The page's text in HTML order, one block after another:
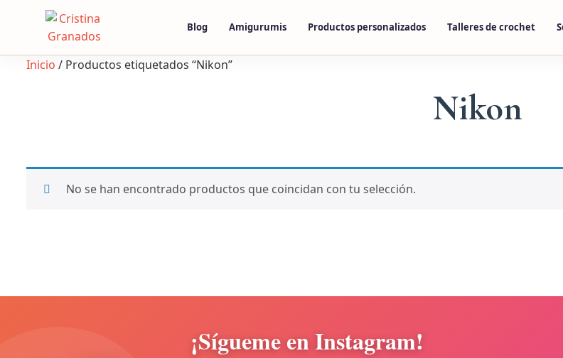
Blog Amigurumis Productos personalizados Talleres de crochet
Inicio / Productos etiquetados “Nikon”
Nikon
No se han encontrado productos que coincidan con tu selección.
¡Sígueme en Instagram!